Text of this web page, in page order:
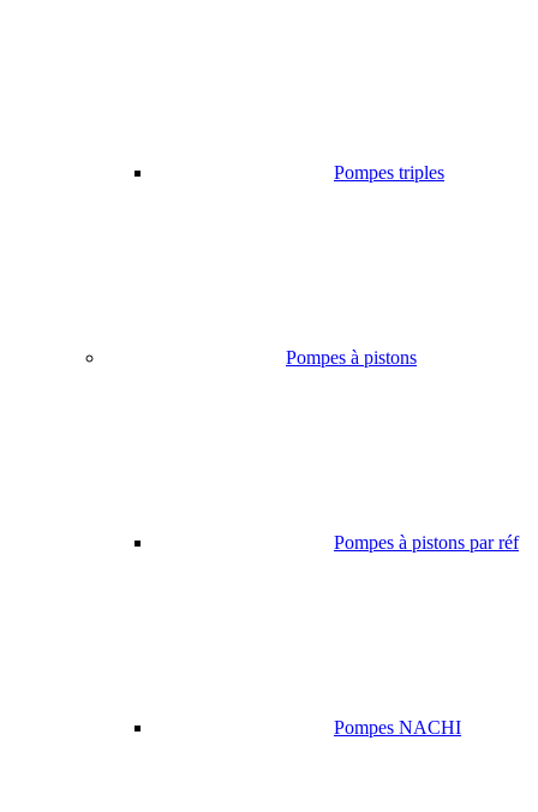
Pompes triples
Pompes à pistons
Pompes à pistons par réf
Pompes NACHI